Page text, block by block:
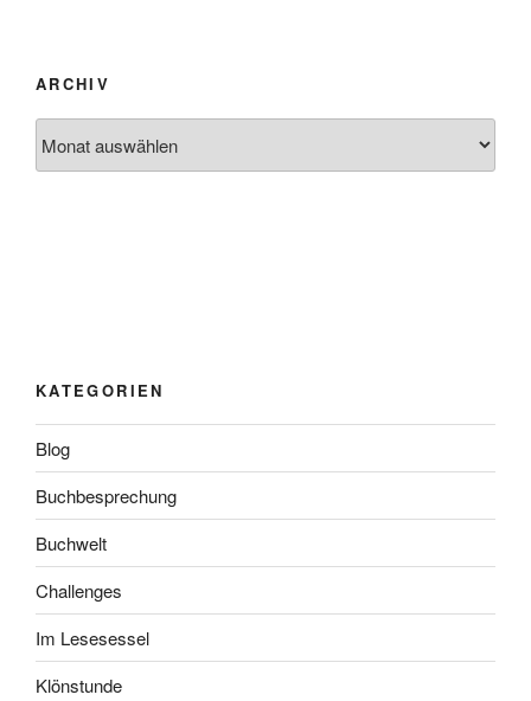
ARCHIV
KATEGORIEN
Blog
Buchbesprechung
Buchwelt
Challenges
Im Lesesessel
Klönstunde